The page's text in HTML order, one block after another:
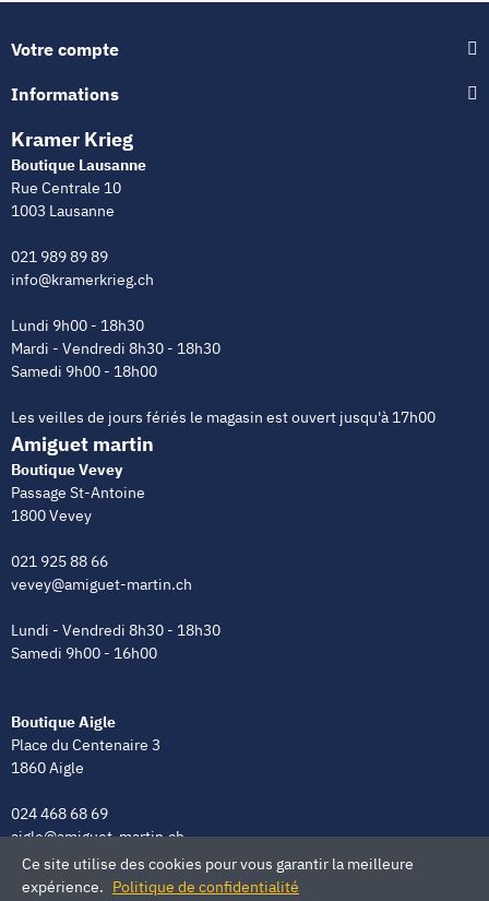
Votre compte
Informations
Kramer Krieg
Boutique Lausanne
Rue Centrale 10
1003 Lausanne
021 989 89 89
info@kramerkrieg.ch
Lundi 9h00 - 18h30
Mardi - Vendredi 8h30 - 18h30
Samedi 9h00 - 18h00
Les veilles de jours fériés le magasin est ouvert jusqu'à 17h00
Amiguet martin
Boutique Vevey
Passage St-Antoine
1800 Vevey
021 925 88 66
vevey@amiguet-martin.ch
Lundi - Vendredi 8h30 - 18h30
Samedi 9h00 - 16h00
Boutique Aigle
Place du Centenaire 3
1860 Aigle
024 468 68 69
aigle@amiguet-martin.ch
Lundi - Vendredi 8h00 - 12h00 | 13h30 - 18h30
Ce site utilise des cookies pour vous garantir la meilleure
expérience. Politique de confidentialité